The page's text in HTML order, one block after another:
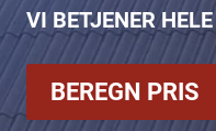
VI BETJENER
BEREGN PRIS